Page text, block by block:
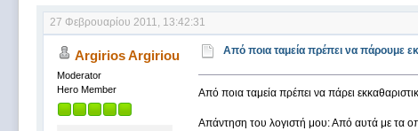
27 Φεβρουαρίου 2011, 13:42:31
Argirios Argiriou
Moderator
Hero Member
Από ποια ταμεία πρέπει να πάρουμε
Από ποια ταμεία πρέπει να πάρει
Απάντηση του λογιστή μου: Από αυτά με τα